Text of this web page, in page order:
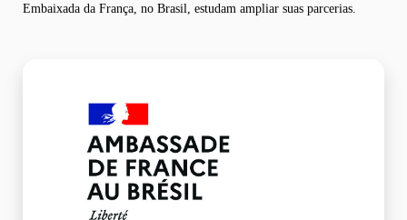
Embaixada da França, no Brasil, estudam ampliar suas parcerias.